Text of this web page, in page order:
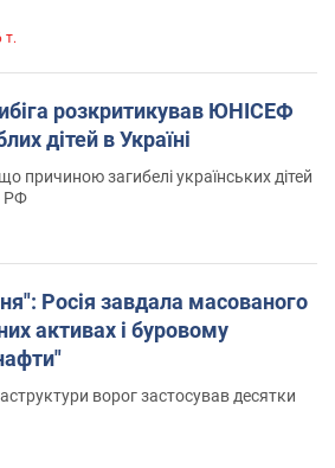
т.
розкритикував ЮНІСЕФ
дітей в Україні
причиною загибелі українських дітей
РФ
Росія завдала масованого
активах і буровому
ворог застосував десятки